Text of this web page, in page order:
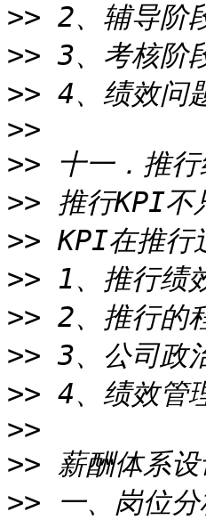
>>
>>
>>
>>
>>
>>
>>
>>
>>
>>
>>
>>
>>
>>